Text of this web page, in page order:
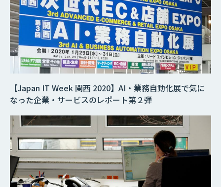
【Japan IT Week 関西 2020】AI・業務自動化展で気に
なった企業・サービスのレポート第２弾